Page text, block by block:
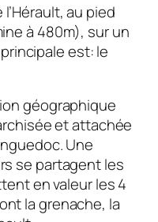
au pied
à 480m), sur un
est: le
géographique
et attachée
Une
se partagent les
en valeur les 4
la grenache, la